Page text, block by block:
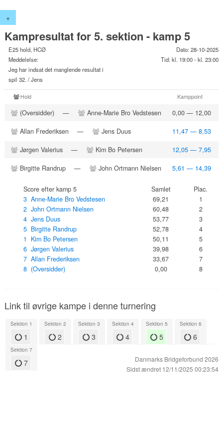
+
Kampresultat for 5. sektion - kamp 5
E25 hold, HCØ
Meddelelse:
Jeg har indsat det manglende resultat i
spil 32. / Jens
Dato: 28-10-2025
Tid: kl. 19:00 - kl. 23:00
Hold Kamppoint
(Oversidder) — Anne-Marie Bro Vedstesen 0,00 — 12,00
Allan Frederiksen — Jens Duus 11,47 — 8,53
Jørgen Valerius — Kim Bo Petersen 12,05 — 7,95
Birgitte Randrup — John Ortmann Nielsen 5,61 — 14,39
Score efter kamp 5 Samlet
Plac.
3 Anne-Marie Bro Vedstesen
69,21
1
2 John Ortmann Nielsen
60,48
2
4 Jens Duus
53,77
3
5 Birgitte Randrup
52,78
4
1 Kim Bo Petersen
50,11
5
6 Jørgen Valerius
39,98
6
7 Allan Frederiksen
33,67
7
8 (Oversidder)
0,00 8
Link til øvrige kampe i denne turnering
Sektion 1
1
Sektion 2
2
Sektion 3
3
Sektion 4
4
Sektion 5
5
Sektion 6
6
Sektion 7
7
Danmarks Bridgeforbund 2026
Sidst ændret 12/11/2025 00:23:54